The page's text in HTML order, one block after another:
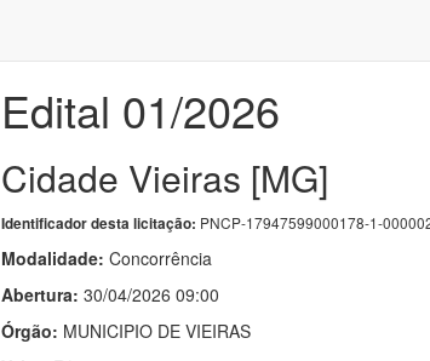
Edital 01/2026
Cidade Vieiras [MG]
Identificador desta licitação: PNCP-17947599000178-1-
Modalidade: Concorrência
Abertura: 30/04/2026 09:00
Órgão: MUNICIPIO DE VIEIRAS